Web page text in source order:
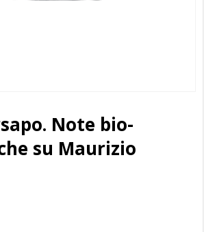
Note bio-
su Maurizio